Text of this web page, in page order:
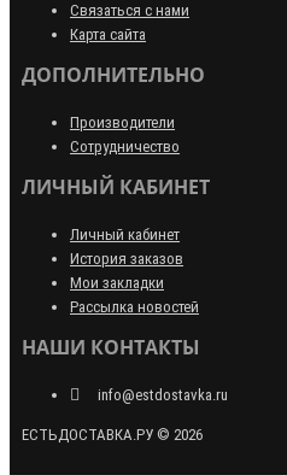
Связаться с нами
Карта сайта
ДОПОЛНИТЕЛЬНО
Производители
Сотрудничество
ЛИЧНЫЙ КАБИНЕТ
Личный кабинет
История заказов
Мои закладки
Рассылка новостей
НАШИ КОНТАКТЫ
info@estdostavka.ru
ЕСТЬДОСТАВКА.РУ © 2026